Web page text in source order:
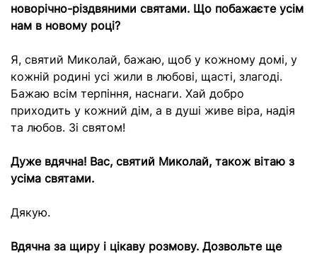
новорічно-різдвяними святами. Що побажаєте усім
нам в новому році?
Я, святий Миколай, бажаю, щоб у кожному домі, у
кожній родині усі жили в любові, щасті, злагоді.
Бажаю всім терпіння, наснаги. Хай добро
приходить у кожний дім, а в душі живе віра, надія
та любов. Зі святом!
Дуже вдячна! Вас, святий Миколай, також вітаю з
усіма святами.
Дякую.
Вдячна за щиру і цікаву розмову. Дозвольте ще